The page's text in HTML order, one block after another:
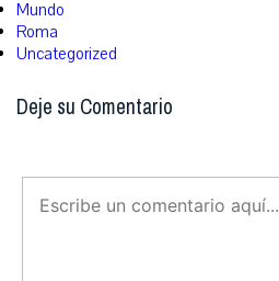
Mundo
Roma
Uncategorized
Deje su Comentario